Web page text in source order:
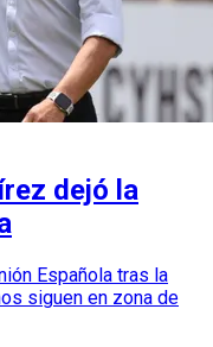
dejó la
Española tras la
siguen en zona de